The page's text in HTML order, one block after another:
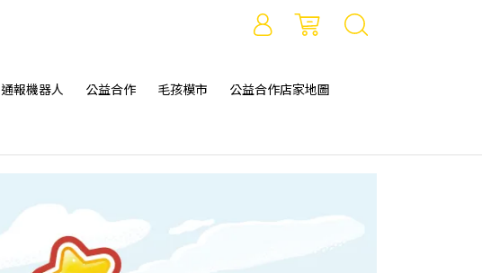
通報機器人 公益合作 毛孩模市 公益合作店家地圖